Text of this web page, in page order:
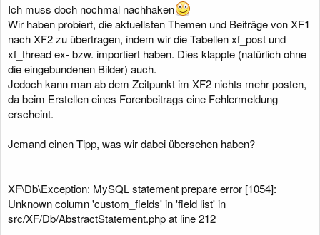
Ich muss doch nochmal nachhaken
Wir haben probiert, die aktuellsten Themen und Beiträge von XF1
nach XF2 zu übertragen, indem wir die Tabellen xf_post und
xf_thread ex- bzw. importiert haben. Dies klappte (natürlich ohne
die eingebundenen Bilder) auch.
Jedoch kann man ab dem Zeitpunkt im XF2 nichts mehr posten,
da beim Erstellen eines Forenbeitrags eine Fehlermeldung
erscheint.
Jemand einen Tipp, was wir dabei übersehen haben?
XF\Db\Exception: MySQL statement prepare error [1054]:
Unknown column 'custom_fields' in 'field list' in
src/XF/Db/AbstractStatement.php at line 212